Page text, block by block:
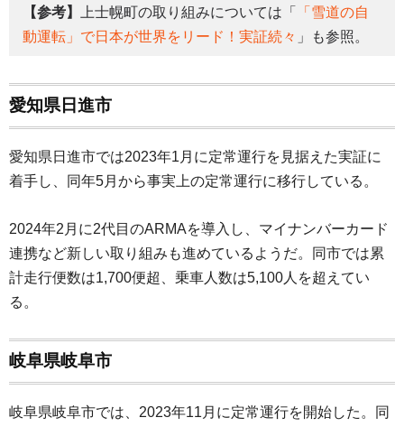
【参考】 上士幌町の取り組みについては「
「雪道の自
動運転」で日本が世界をリード！実証続々 」も参照。
愛知県日進市
愛知県日進市では2023年1月に定常運行を見据えた実証に
着手し、同年5月から事実上の定常運行に移行している。
2024年2月に2代目のARMAを導入し、マイナンバーカード
連携など新しい取り組みも進めているようだ。同市では累
計走行便数は1,700便超、乗車人数は5,100人を超えてい
る。
岐阜県岐阜市
岐阜県岐阜市では、2023年11月に定常運行を開始した。同